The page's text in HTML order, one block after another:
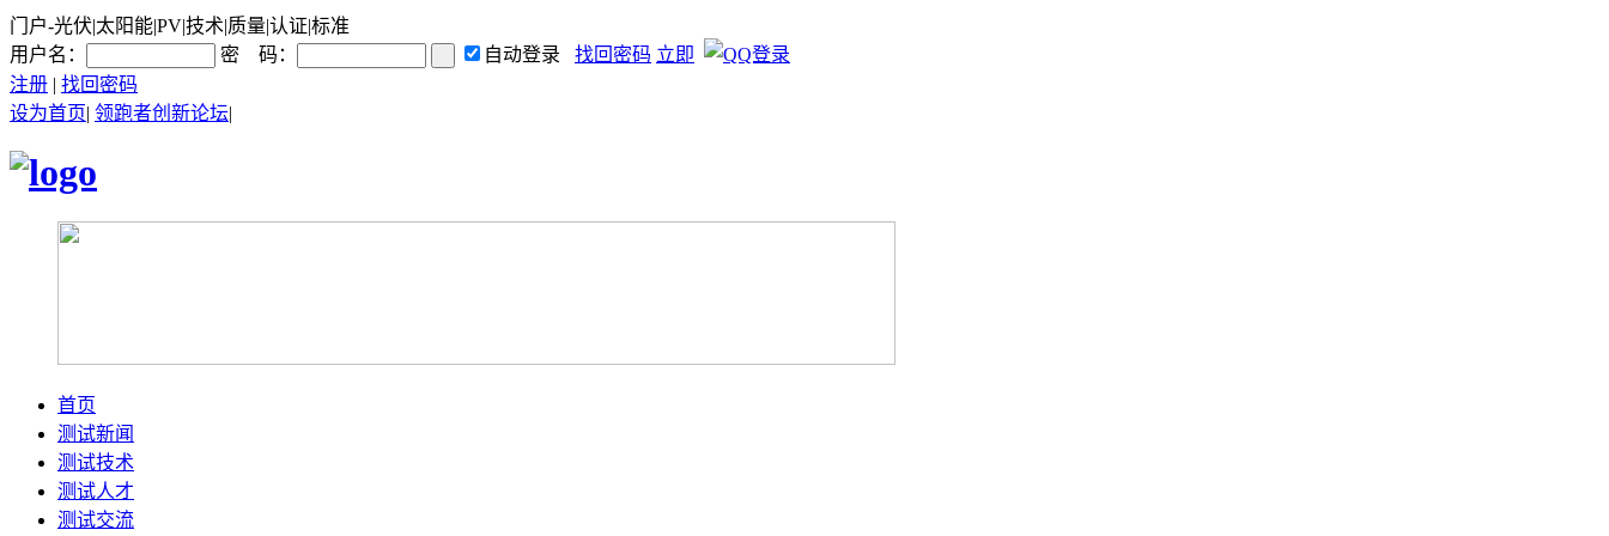
门户-光伏|太阳能|PV|技术|质量|认证|标准
用户名：
密 码： 自动登录 找回密码 立即
注册 | 找回密码
设为首页| 领跑者创新论坛|
首页
测试新闻
测试技术
测试人才
测试交流